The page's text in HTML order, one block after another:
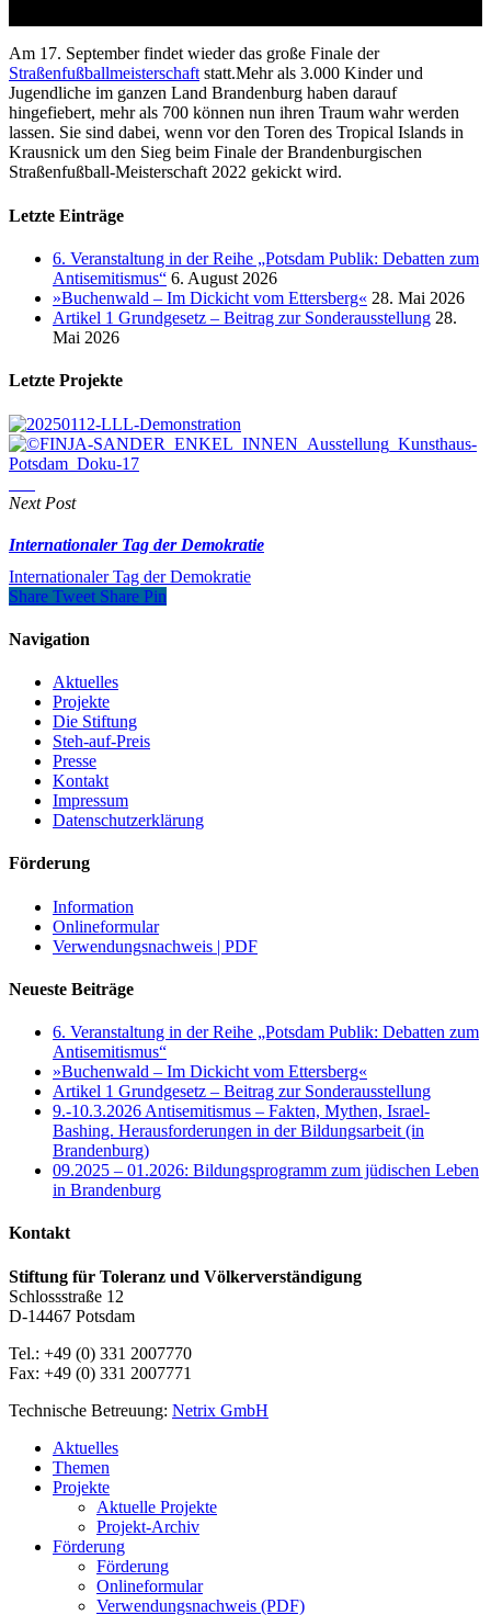
Am 17. September findet wieder das große Finale der
Straßenfußballmeisterschaftstatt.Mehr als 3.000 Kinder und
Jugendliche im ganzen Land Brandenburg haben darauf
hingefiebert, mehr als 700 können nun ihren Traum wahr werden
lassen. Sie sind dabei, wenn vor den Toren des Tropical Islands in
Krausnick um den Sieg beim Finale der Brandenburgischen
Straßenfußball-Meisterschaft 2022 gekickt wird.
Letzte Einträge
6. Veranstaltung in der Reihe „Potsdam Publik: Debatten zum
Antisemitismus“ 6. August 2026
»Buchenwald – Im Dickicht vom Ettersberg« 28. Mai 2026
Artikel 1 Grundgesetz – Beitrag zur Sonderausstellung 28.
Mai 2026
Letzte Projekte
Next Post
Internationaler Tag der Demokratie
Internationaler Tag der Demokratie
Share Tweet Share Pin
Navigation
Aktuelles
Projekte
Die Stiftung
Steh-auf-Preis
Presse
Kontakt
Impressum
Datenschutzerklärung
Förderung
Information
Onlineformular
Verwendungsnachweis | PDF
Neueste Beiträge
6. Veranstaltung in der Reihe „Potsdam Publik: Debatten zum
Antisemitismus“
»Buchenwald – Im Dickicht vom Ettersberg«
Artikel 1 Grundgesetz – Beitrag zur Sonderausstellung
9.-10.3.2026 Antisemitismus – Fakten, Mythen, Israel-
Bashing. Herausforderungen in der Bildungsarbeit (in
Brandenburg)
09.2025 – 01.2026: Bildungsprogramm zum jüdischen Leben
in Brandenburg
Kontakt
Stiftung für Toleranz und Völkerverständigung
Schlossstraße 12
D-14467 Potsdam
Tel.: +49 (0) 331 2007770
Fax: +49 (0) 331 2007771
Technische Betreuung: Netrix GmbH
Close
Menu
Aktuelles
Themen
Projekte
Aktuelle Projekte
Projekt-Archiv
Förderung
Förderung
Onlineformular
Verwendungsnachweis (PDF)